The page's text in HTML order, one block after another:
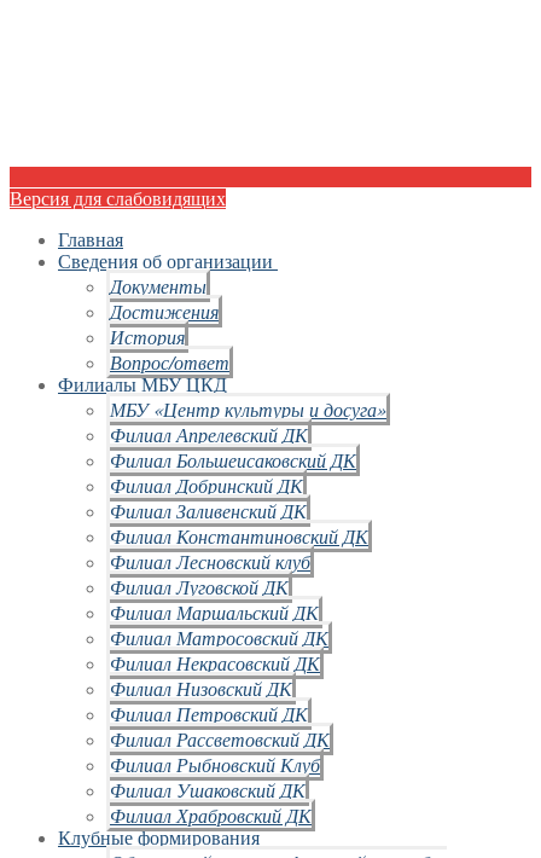
Версия для слабовидящих
Главная
Сведения об организации
Документы
Достижения
История
Вопрос/ответ
Филиалы МБУ ЦКД
МБУ «Центр культуры и досуга»
Филиал Апрелевский ДК
Филиал Большеисаковский ДК
Филиал Добринский ДК
Филиал Заливенский ДК
Филиал Константиновский ДК
Филиал Лесновский клуб
Филиал Луговской ДК
Филиал Маршальский ДК
Филиал Матросовский ДК
Филиал Некрасовский ДК
Филиал Низовский ДК
Филиал Петровский ДК
Филиал Рассветовский ДК
Филиал Рыбновский Клуб
Филиал Ушаковский ДК
Филиал Храбровский ДК
Клубные формирования